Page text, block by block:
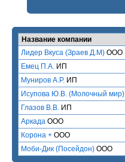
Название компании
Лидер Вкуса (Зраев Д.М) ООО
Емец П.А. ИП
Муниров А.Р. ИП
Исупова Ю.В. (Молочный мир)
Глазов В.В. ИП
Аркада ООО
Корона + ООО
Моби-Дик (Посейдон) ООО